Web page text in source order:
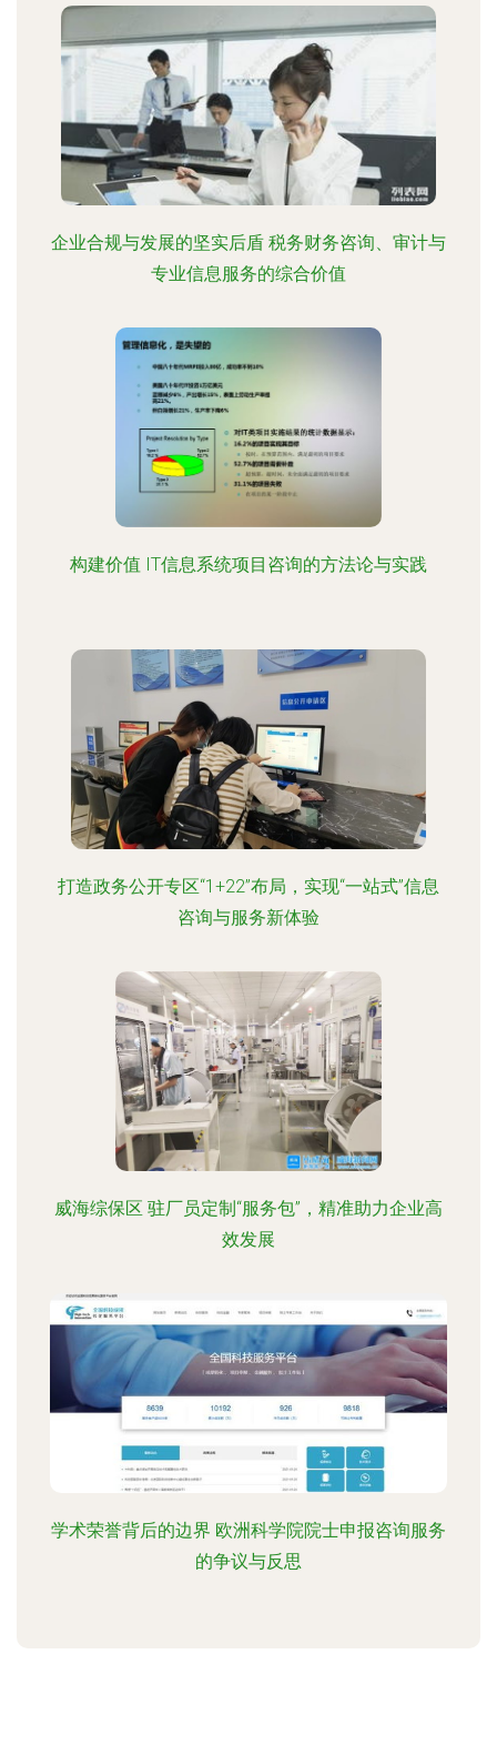
企业合规与发展的坚实后盾 税务财务咨询、审计与
专业信息服务的综合价值
构建价值 IT信息系统项目咨询的方法论与实践
打造政务公开专区“1+22”布局，实现“一站式”信息
咨询与服务新体验
威海综保区 驻厂员定制“服务包”，精准助力企业高
效发展
学术荣誉背后的边界 欧洲科学院院士申报咨询服务
的争议与反思